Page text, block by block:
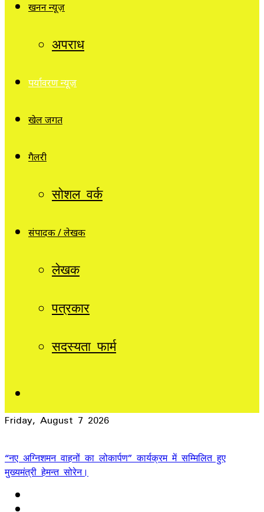
खनन न्यूज़
अपराध
पर्यावरण न्यूज़
खेल जगत
गैलरी
सोशल वर्क
संपादक / लेखक
लेखक
पत्रकार
सदस्यता फार्म
Friday, August 7 2026
“नए अग्निशमन वाहनों का लोकार्पण” कार्यक्रम में सम्मिलित हुए
मुख्यमंत्री हेमन्त सोरेन।